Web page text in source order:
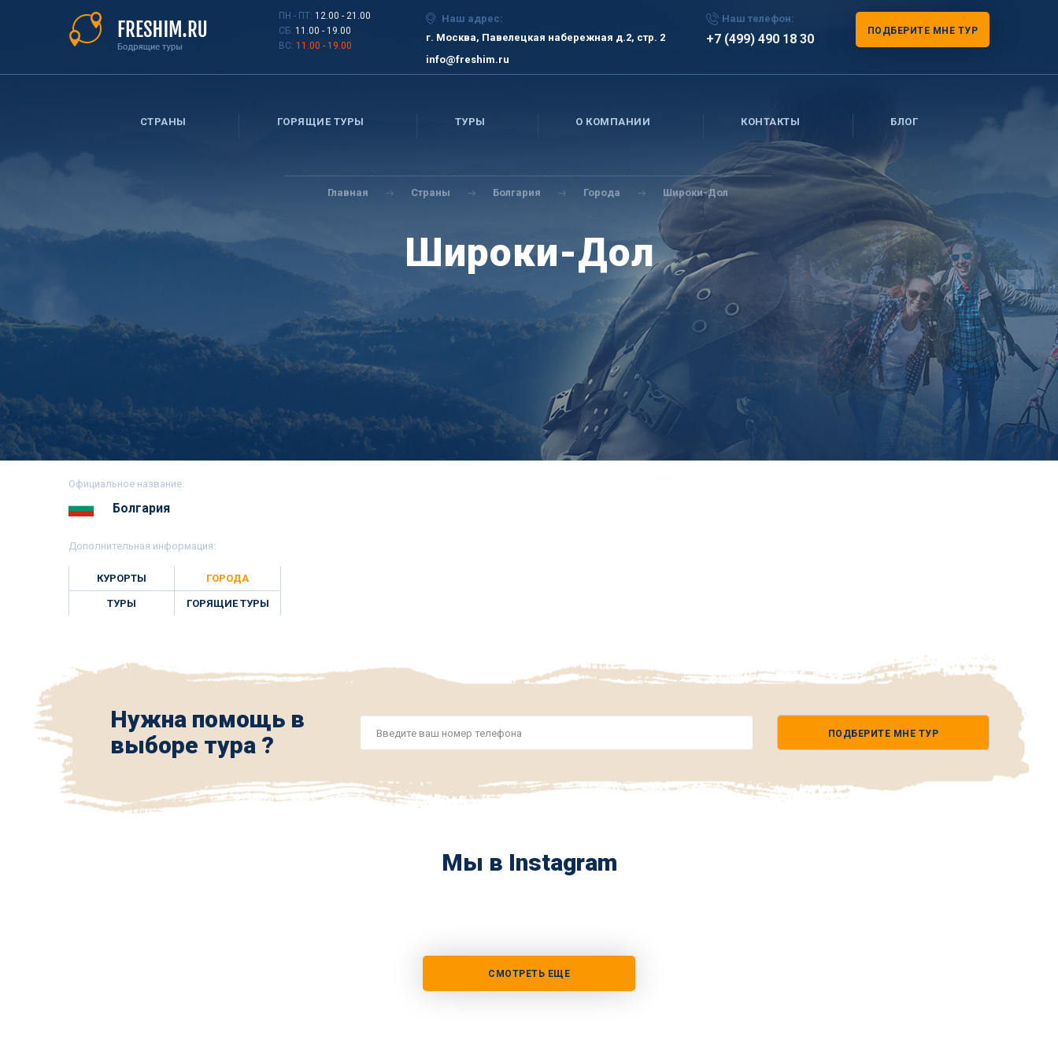
ПН - ПТ: 12.00 - 21.00
СБ: 11.00 - 19.00
ВС: 11.00 - 19.00
Наш адрес:
г. Москва, Павелецкая набережная д.2, стр. 2
info@freshim.ru
Наш телефон:
+7 (499) 490 18 30
ПОДБЕРИТЕ МНЕ ТУР
СТРАНЫ ГОРЯЩИЕ ТУРЫ ТУРЫ О КОМПАНИИ КОНТАКТЫ БЛОГ
Вы
здесь
Главная Страны Болгария Города Широки-Дол
Широки-Дол
Официальное название:
Болгария
Дополнительная информация:
КУРОРТЫ ГОРОДА
ТУРЫ ГОРЯЩИЕ ТУРЫ
Нужна помощь в
выборе тура ?
*
ПОДБЕРИТЕ МНЕ ТУР
Мы в Instagram
СМОТРЕТЬ ЕЩЕ